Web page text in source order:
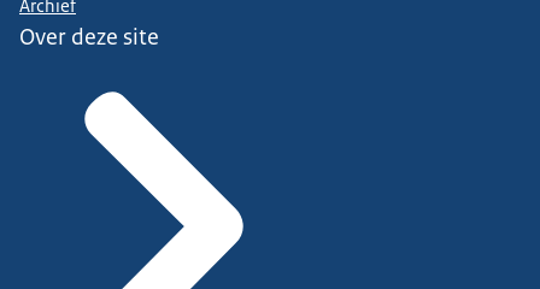
Archief
Over deze site